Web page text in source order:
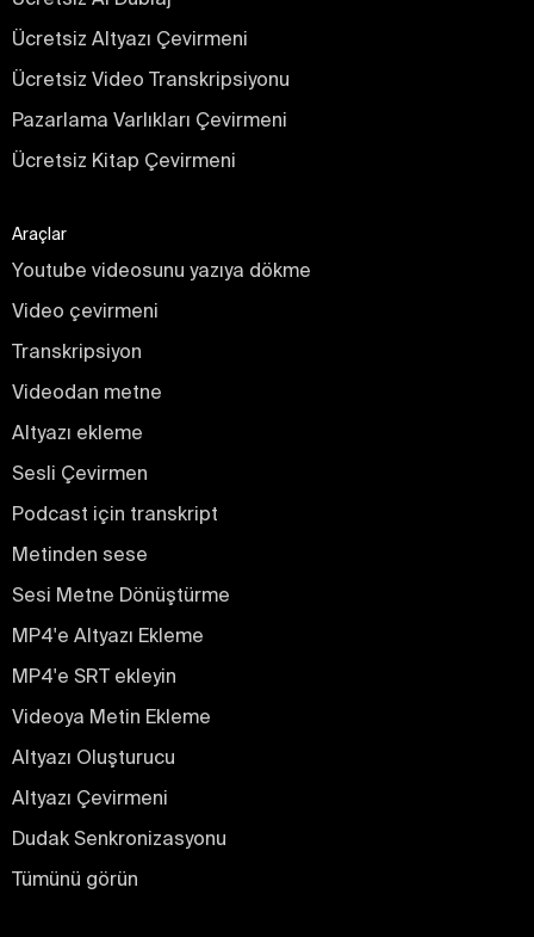
Ücretsiz Altyazı Çevirmeni
Ücretsiz Video Transkripsiyonu
Pazarlama Varlıkları Çevirmeni
Ücretsiz Kitap Çevirmeni
Araçlar
Youtube videosunu yazıya dökme
Video çevirmeni
Transkripsiyon
Videodan metne
Altyazı ekleme
Sesli Çevirmen
Podcast için transkript
Metinden sese
Sesi Metne Dönüştürme
MP4'e Altyazı Ekleme
MP4'e SRT ekleyin
Videoya Metin Ekleme
Altyazı Oluşturucu
Altyazı Çevirmeni
Dudak Senkronizasyonu
Tümünü görün